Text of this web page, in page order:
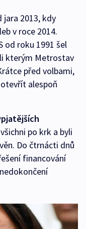
2013, kdy
v roce 2014.
od roku 1991 šel
kterým Metrostav
před volbami,
alespoň
po krk a byli
Do čtrnácti dnů
financování